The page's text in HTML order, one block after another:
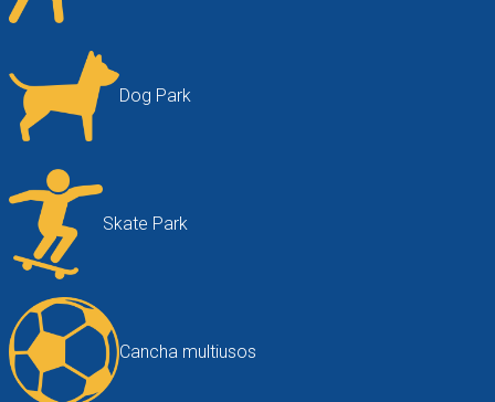
Dog Park
Skate Park
Cancha multiusos